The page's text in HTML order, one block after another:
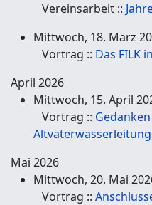
Vereinsarbeit ::
Mittwoch, 18. März
Vortrag :: Das FILK
April 2026
Mittwoch, 15. April
Vortrag ::
Altväterwasserleitung
Mai 2026
Mittwoch, 20. Mai
Vortrag ::